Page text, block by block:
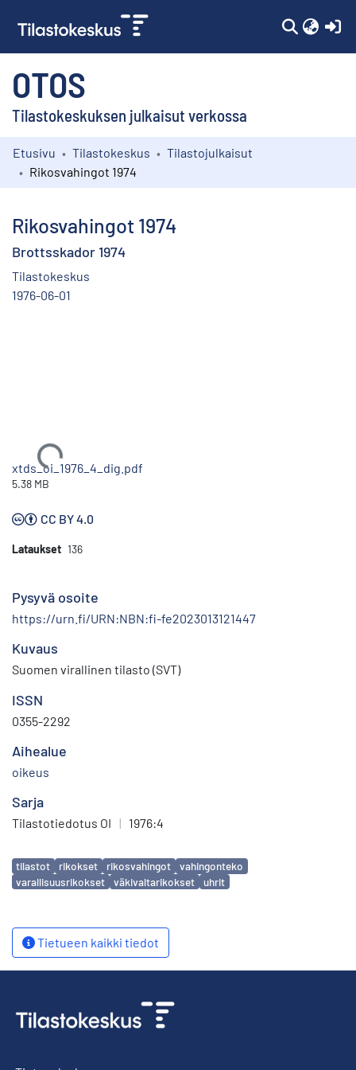
OTOS
Tilastokeskuksen julkaisut verkossa
Kokoelmat
Etusivu Tilastokeskus
Tilastojulkaisut
Rikosvahingot 1974
Rikosvahingot 1974
Brottsskador 1974
Tilastokeskus
1976-06-01
Ladataan...
xtds_oi_1976_4_dig.pdf
5.38 MB
CC BY 4.0
Lataukset 136
Pysyvä osoite
https://urn.fi/URN:NBN:fi-fe2023013121447
Kuvaus
Suomen virallinen tilasto (SVT)
ISSN
0355-2292
Aihealue
oikeus
Sarja
Tilastotiedotus OI | 1976:4
Avainsanat
tilastot rikokset rikosvahingot
vahingonteko
varallisuusrikokset
väkivaltarikokset uhrit
Tietueen kaikki tiedot